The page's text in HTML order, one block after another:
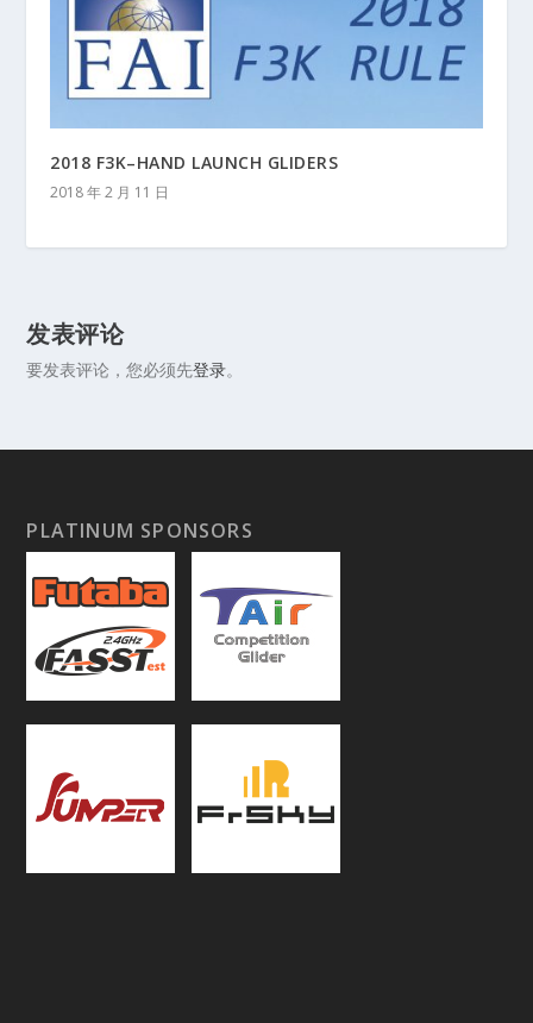
2018 F3K–HAND LAUNCH GLIDERS
2018 年 2 月 11 日
发表评论
要发表评论，您必须先登录。
PLATINUM SPONSORS